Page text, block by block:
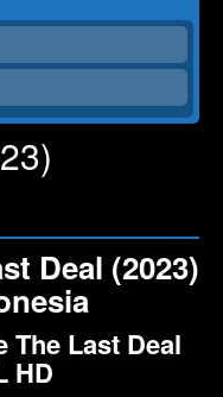
Deal (2023)
The Last Deal
HD